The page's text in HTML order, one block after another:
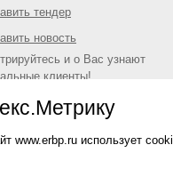
www.erbp.ru использует
тендер
новость
и о Вас узнают
клиенты!
2026Единый республиканский